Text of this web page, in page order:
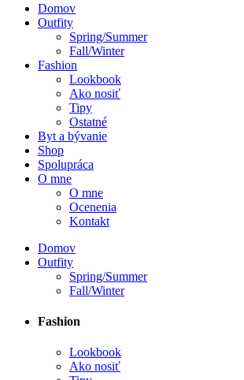
Domov
Outfity
Spring/Summer
Fall/Winter
Fashion
Lookbook
Ako nosiť
Tipy
Ostatné
Byt a bývanie
Shop
Spolupráca
O mne
O mne
Ocenenia
Kontakt
Domov
Outfity
Spring/Summer
Fall/Winter
Fashion
Lookbook
Ako nosiť